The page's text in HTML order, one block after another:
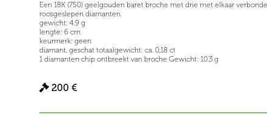
Een 18K (750) geelgouden baret broche met drie met elkaar
roosgeslepen diamanten.
gewicht: 4,9 g
lengte: 6 cm
keurmerk: geen
diamant, geschat totaalgewicht: ca. 0,18 ct
1 diamanten chip ontbreekt van broche Gewicht: 10.3 g
200 €